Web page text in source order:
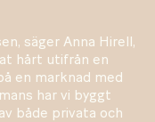
säger Anna Hirell,
hårt utifrån en
en marknad med
har vi byggt
både privata och